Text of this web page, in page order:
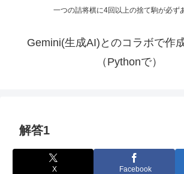
一つの詰将棋に4回以上の捨て駒が必ず
Gemini(生成AI)とのコラボで作
（Pythonで）
解答1
X Facebook